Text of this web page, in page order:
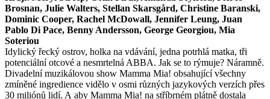
Brosnan, Julie Walters, Stellan Skarsgård, Christine Baranski,
Dominic Cooper, Rachel McDowall, Jennifer Leung, Juan
Pablo Di Pace, Benny Andersson, George Georgiou, Mia
Soteriou
Idylický řecký ostrov, holka na vdávání, jedna potrhlá matka, tři
potenciální otcové a nesmrtelná ABBA. Jak se to rýmuje? Náramně.
Divadelní muzikálovou show Mamma Mia! obsahující všechny
zmíněné ingredience vidělo v osmi různých jazykových verzích přes
30 miliónů lidí. A aby Mamma Mia! na stříbrném plátně dostala